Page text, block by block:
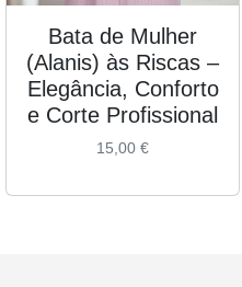
Bata de Mulher
(Alanis) às Riscas –
Elegância, Conforto
e Corte Profissional
15,00 €